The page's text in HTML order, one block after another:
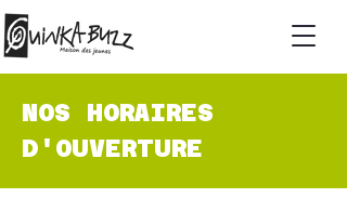
NOS HORAIRES
D'OUVERTURE